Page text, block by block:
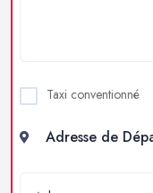
Taxi conventionné
Adresse de